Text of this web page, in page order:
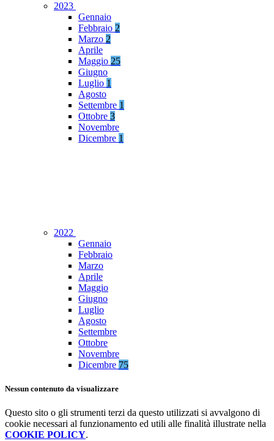
2023
Gennaio
Febbraio 2
Marzo 2
Aprile
Maggio 25
Giugno
Luglio 1
Agosto
Settembre 1
Ottobre 3
Novembre
Dicembre 1
2022
Gennaio
Febbraio
Marzo
Aprile
Maggio
Giugno
Luglio
Agosto
Settembre
Ottobre
Novembre
Dicembre 75
Nessun contenuto da visualizzare
Questo sito o gli strumenti terzi da questo utilizzati si avvalgono di
cookie necessari al funzionamento ed utili alle finalità illustrate nella
COOKIE POLICY.